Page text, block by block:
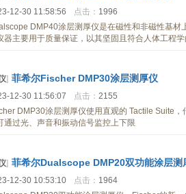
12-30 11:58:56 点击： 1996
DMP40涂层测厚仪是在磁性和非磁性基
器主要用于质量保证，以其坚固且符合人体工程
] 菲希尔Fischer DMP30涂层测厚仪
12-30 11:56:07 点击： 2155
DMP30涂层测厚仪使用直观的 Tactile Suite
通过光、声音和振动信号监控上下限
] 菲希尔Dualscope DMP20双功能涂层测
12-30 10:53:10 点击： 1964